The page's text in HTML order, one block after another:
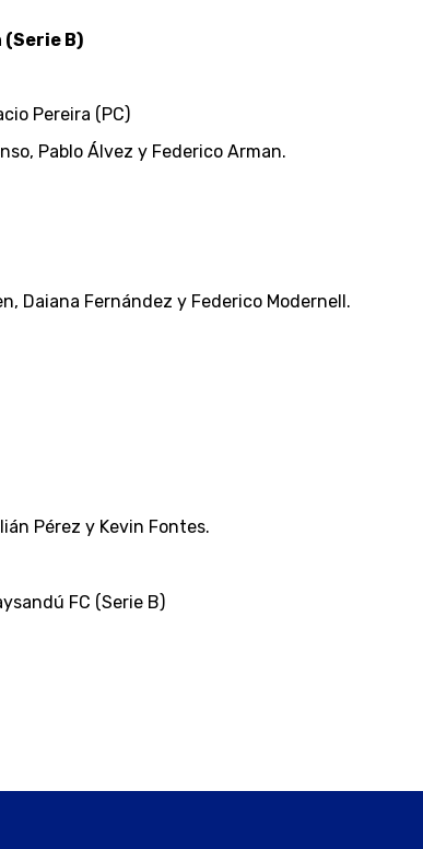
(Serie B)
Pereira (PC)
Pablo Álvez y Federico Arman.
Daiana Fernández y Federico Modernell.
Pérez y Kevin Fontes.
FC (Serie B)